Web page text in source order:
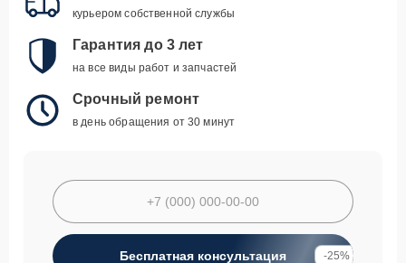
курьером собственной службы
Гарантия до 3 лет
на все виды работ и запчастей
Срочный ремонт
в день обращения от 30 минут
Бесплатная консультация -25%